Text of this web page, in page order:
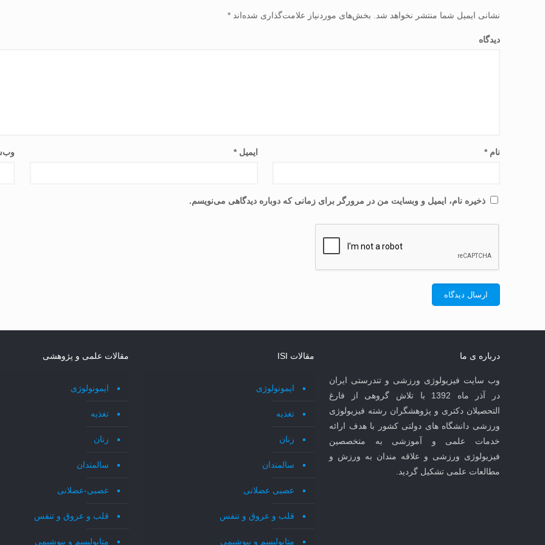
نشانی ایمیل شما منتشر نخواهد شد. بخش‌های موردنیاز علامت‌گذاری شده‌اند*
دیدگاه
نام* ایمیل*
ذخیره نام، ایمیل و وبسایت من در مرورگر برای زمانی که دوباره دیدگاهی می‌نویسم.
درباره ی ما
وب سایت فیزیولوژی ورزشی و تندرستی ایران
در آذر ماه 1392 با تلاش گروهی از فارغ
التحصیلان دکتری و پژوهشگران رشته فیزیولوژی
ورزشی دانشگاه های دولتی کشور با هدف ارائه
خدمات علمی و آموزشی به متخصصین
فیزیولوژی ورزشی و علاقه مندان به ورزش و
مطالعات علمی تشکیل گردید.
مقالات ISI
ایمونولوژی
تغذیه
زنان
سالمندان
عصبی عضلانی
قلب و عروق و تنفس
متابولیسم و بیوشیمی
مقالات علمی و پژوهشی
ایمونولوژی
تغذیه
زنان
سالمندان
عصبی-عضلانی
قلب و عروق و تنفس
متابولیسم و بیوشیمی